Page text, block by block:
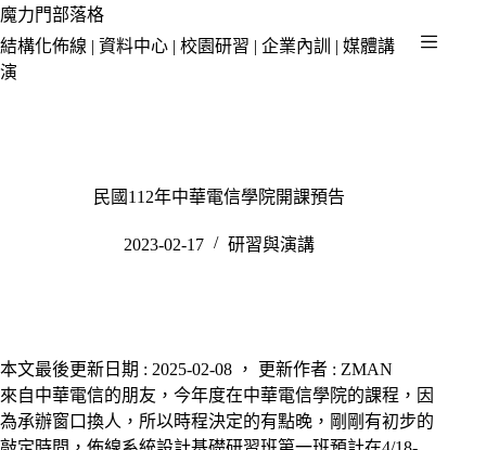
跳
至
主
魔力門部落格
結構化佈線 | 資料中心 | 校園研習 | 企業內訓 | 媒體講
演
民國112年中華電信學院開課預告
2023-02-17 研習與演講
本文最後更新日期 : 2025-02-08 ， 更新作者 : ZMAN
來自中華電信的朋友，今年度在中華電信學院的課程，因
為承辦窗口換人，所以時程決定的有點晚，剛剛有初步的